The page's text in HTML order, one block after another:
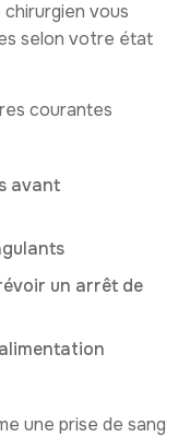
vous
selon votre état
courantes
avant
un arrêt de
une prise de sang